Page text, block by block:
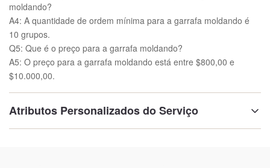
moldando?
A4: A quantidade de ordem mínima para a garrafa moldando é
10 grupos.
Q5: Que é o preço para a garrafa moldando?
A5: O preço para a garrafa moldando está entre $800,00 e
$10.000,00.
Atributos Personalizados do Serviço